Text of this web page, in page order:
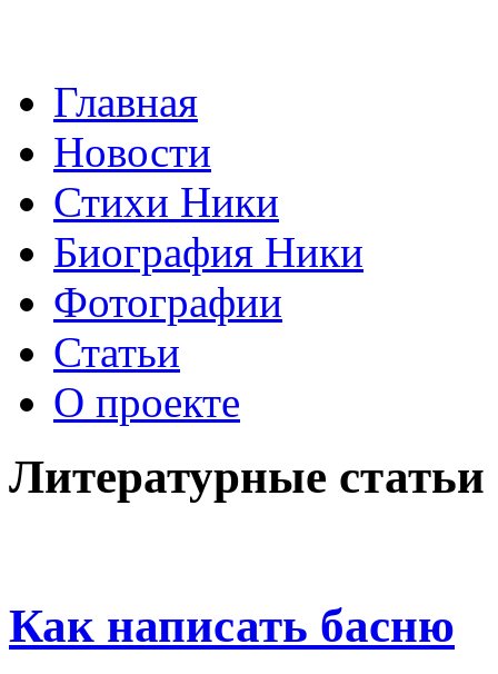
Главная
Новости
Стихи Ники
Биография Ники
Фотографии
Статьи
О проекте
Литературные статьи
Как написать басню